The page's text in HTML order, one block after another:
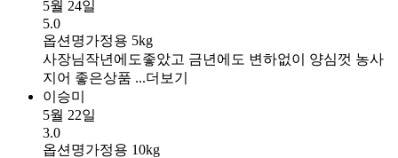
5월 24일
5.0
옵션명가정용 5kg
사장님작년에도좋았고 금년에도 변하없이 양심껏 농사
지어 좋은상품 ...더보기
이승미
5월 22일
3.0
옵션명가정용 10kg